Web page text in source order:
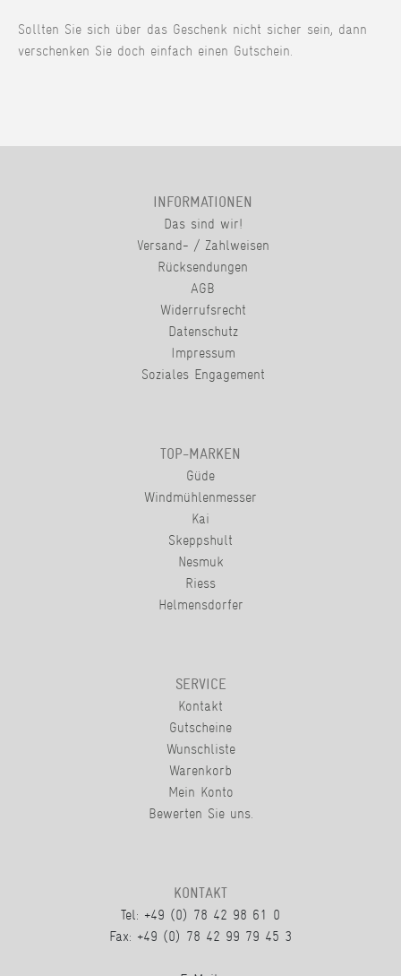
Sollten Sie sich über das Geschenk nicht sicher sein, dann
verschenken Sie doch einfach einen Gutschein.
INFORMATIONEN
Das sind wir!
Versand- / Zahlweisen
Rücksendungen
AGB
Widerrufsrecht
Datenschutz
Impressum
Soziales Engagement
TOP-MARKEN
Güde
Windmühlenmesser
Kai
Skeppshult
Nesmuk
Riess
Helmensdorfer
SERVICE
Kontakt
Gutscheine
Wunschliste
Warenkorb
Mein Konto
Bewerten Sie uns.
KONTAKT
Tel: +49 (0) 78 42 98 61 0
Fax: +49 (0) 78 42 99 79 45 3